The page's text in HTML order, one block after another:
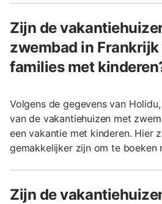
Zijn de
zwembad in
families met
Volgens de gegevens van
van de vakantiehuizen met
een vakantie met kinderen. Hier
gemakkelijker zijn om te boeken
Zijn de